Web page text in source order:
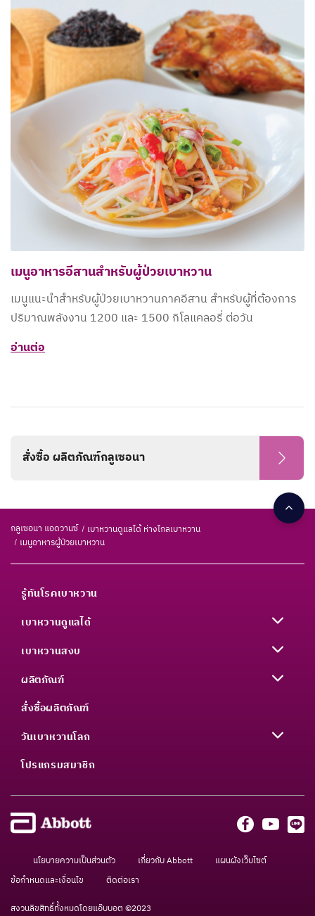
เมนูอาหารอีสานสำหรับผู้ป่วยเบาหวาน
เมนูแนะนำสำหรับผู้ป่วยเบาหวานภาคอีสาน สำหรับผู้ที่ต้องการ
ปริมาณพลังงาน 1200 และ 1500 กิโลแคลอรี่ ต่อวัน
อ่านต่อ
สั่งซื้อ ผลิตภัณฑ์กลูเซอนา
กลูเซอนา แอดวานซ์
เบาหวานดูแลได้ ห่างไกลเบาหวาน
เมนูอาหารผู้ป่วยเบาหวาน
รู้ทันโรคเบาหวาน
เบาหวานดูแลได้
เบาหวานสงบ
ผลิตภัณฑ์
สั่งซื้อผลิตภัณฑ์
วันเบาหวานโลก
โปรแกรมสมาชิก
นโยบายความเป็นส่วนตัว เกี่ยวกับ Abbott
แผนผังเว็บไซต์
ข้อกำหนดและเงื่อนไข
ติดต่อเรา
สงวนลิขสิทธิ์ทั้งหมดโดยแอ๊บบอต ©2023